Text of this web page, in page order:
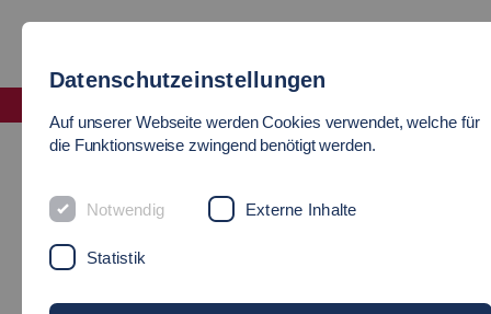
Kooperationsmöglichkeiten
Praktikantenstellen,
Datenschutzeinstellungen
Auf unserer Webseite werden Cookies verwendet, welche für
die Funktionsweise zwingend benötigt werden.
Notwendig Externe Inhalte
Statistik